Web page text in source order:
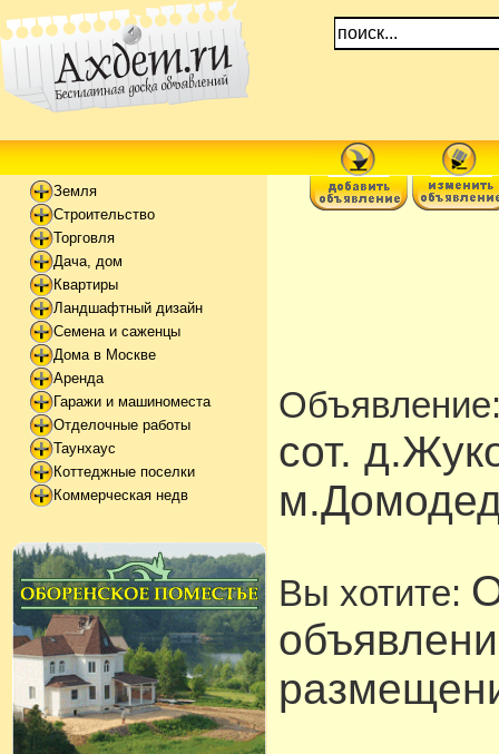
Земля
Строительство
Торговля
Дача, дом
Квартиры
Ландшафтный дизайн
Семена и саженцы
Дома в Москве
Аренда
Гаражи и машиноместа
Отделочные работы
Таунхаус
Коттеджные поселки
Коммерческая недв
сот.
Вы хотите: